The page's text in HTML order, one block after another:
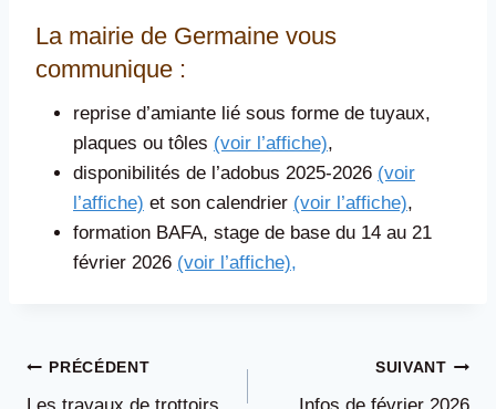
La mairie de Germaine vous
communique :
reprise d’amiante lié sous forme de tuyaux,
plaques ou tôles (voir l’affiche),
disponibilités de l’adobus 2025-2026 (voir
l’affiche) et son calendrier (voir l’affiche),
formation BAFA, stage de base du 14 au 21
février 2026 (voir l’affiche),
Navigation
PRÉCÉDENT SUIVANT